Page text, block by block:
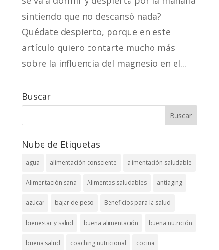
sintiendo que no descansó nada?
Quédate despierto, porque en este
artículo quiero contarte mucho más
sobre la influencia del magnesio en el...
Buscar
Nube de Etiquetas
agua alimentación consciente alimentación saludable
Alimentación sana Alimentos saludables antiaging
azúcar bajar de peso Beneficios para la salud
bienestar y salud buena alimentación buena nutrición
buena salud coaching nutricional cocina